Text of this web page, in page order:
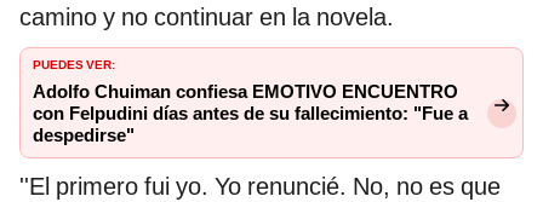
camino y no continuar en la novela.
PUEDES VER:
Adolfo Chuiman confiesa EMOTIVO ENCUENTRO
con Felpudini días antes de su fallecimiento: "Fue a
despedirse"
''El primero fui yo. Yo renuncié. No, no es que